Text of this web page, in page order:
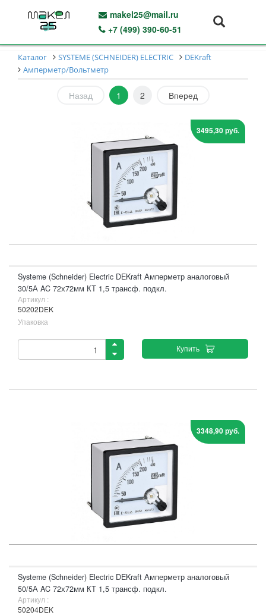
makel25@mail.ru
+7 (499) 390-60-51
Каталог SYSTEME (SCHNEIDER) ELECTRIC
DEKraft
Амперметр/Вольтметр
Назад 1 2 Вперед
3495,30 руб.
Systeme (Schneider) Electric DEKraft Амперметр аналоговый
30/5А AC 72х72мм КТ 1,5 трансф. подкл.
Артикул :
50202DEK
Упаковка
Купить
3348,90 руб.
Systeme (Schneider) Electric DEKraft Амперметр аналоговый
50/5А AC 72х72мм КТ 1,5 трансф. подкл.
Артикул :
50204DEK